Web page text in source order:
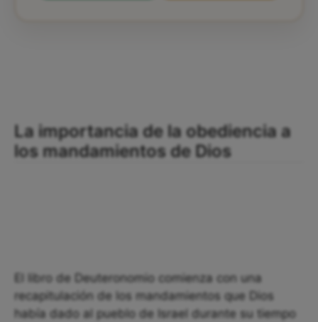
La importancia de la obediencia a
los mandamientos de Dios
El libro de Deuteronomio comienza con una
recapitulación de los mandamientos que Dios
había dado al pueblo de Israel durante su tiempo